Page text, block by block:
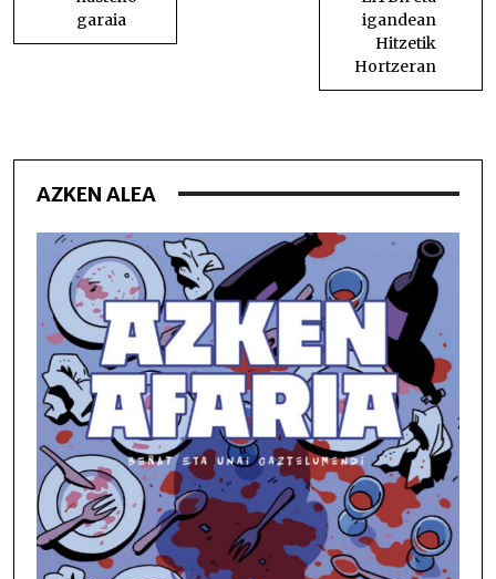
garaia
igandean
Hitzetik
Hortzeran
AZKEN ALEA